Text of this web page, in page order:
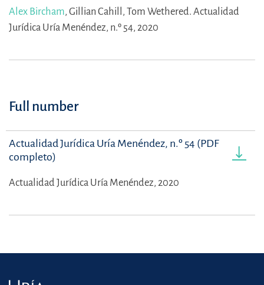
Alex Bircham, Gillian Cahill, Tom Wethered. Actualidad
Jurídica Uría Menéndez, n.º 54, 2020
Full number
Actualidad Jurídica Uría Menéndez, n.º 54 (PDF
completo)
Actualidad Jurídica Uría Menéndez, 2020